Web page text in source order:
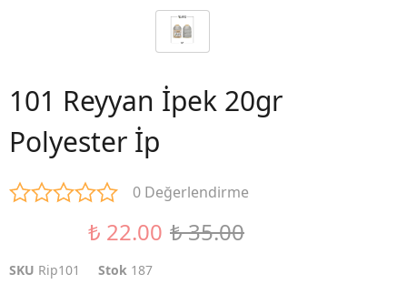
101 Reyyan İpek 20gr
Polyester İp
0 Değerlendirme
₺ 22.00 ₺ 35.00
SKU Rip101 Stok 187